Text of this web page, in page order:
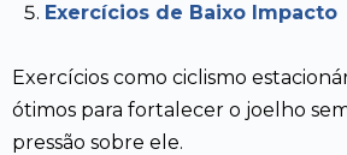
Exercícios de Baixo Impacto
Exercícios como ciclismo
ótimos para fortalecer o joelho
pressão sobre ele.